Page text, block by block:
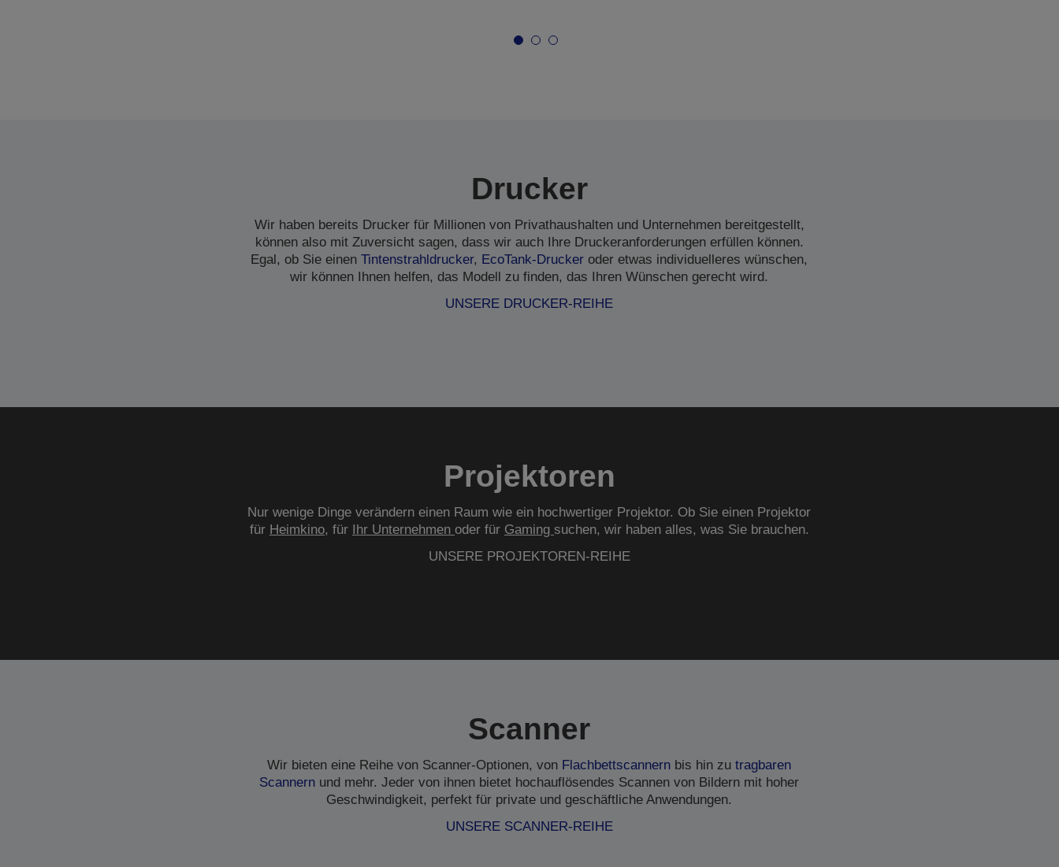
Drucker
Wir haben bereits Drucker für Millionen von Privathaushalten und Unternehmen bereitgestellt,
können also mit Zuversicht sagen, dass wir auch Ihre Druckeranforderungen erfüllen können.
Egal, ob Sie einenTintenstrahldrucker, EcoTank-Drucker oder etwas individuelleres wünschen,
wir können Ihnen helfen, das Modell zu finden, das Ihren Wünschen gerecht wird.
UNSERE DRUCKER-REIHE
Projektoren
Nur wenige Dinge verändern einen Raum wie ein hochwertiger Projektor. Ob Sie einen Projektor
für Heimkino, für Ihr Unternehmen oder für Gaming suchen, wir haben alles, was Sie brauchen.
UNSERE PROJEKTOREN-REIHE
Scanner
Wir bieten eine Reihe von Scanner-Optionen, von Flachbettscannern bis hin zutragbaren
Scannern und mehr. Jeder von ihnen bietet hochauflösendes Scannen von Bildern mit hoher
Geschwindigkeit, perfekt für private und geschäftliche Anwendungen.
UNSERE SCANNER-REIHE